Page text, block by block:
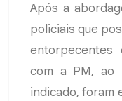
Após a
policiais que
com a PM, ao
indicado, foram